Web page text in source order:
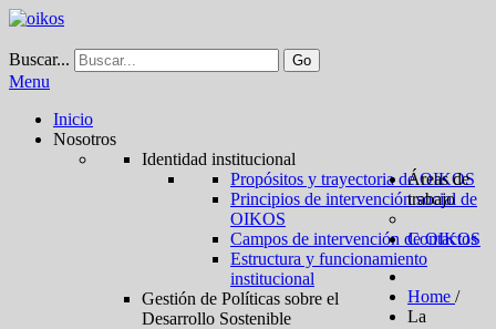
Buscar... Go
Menu
Inicio
Nosotros
Identidad institucional
Propósitos y trayectoria de OIKOS
Principios de intervención social de
OIKOS
Campos de intervención de OIKOS
Estructura y funcionamiento
institucional
Áreas de
trabajo
Gestión de Políticas sobre el
Desarrollo Sostenible
Contactos
Home /
La